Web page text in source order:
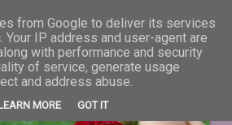
cu
CE NE ÎNFRUMUSEŢEAZĂ VIAŢA.
from Google to deliver its services
Your IP address and user-agent are
with performance and security
of service, generate usage
and address abuse.
MORE GOT IT